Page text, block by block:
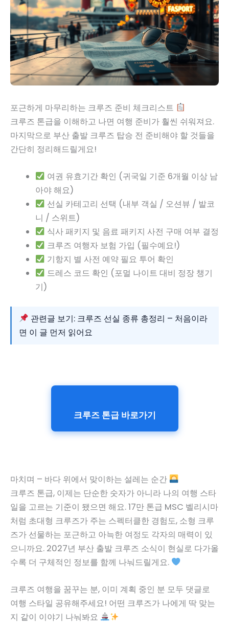
포근하게 마무리하는 크루즈 준비 체크리스트
크루즈 톤급을 이해하고 나면 여행 준비가 훨씬 쉬워져요.
마지막으로 부산 출발 크루즈 탑승 전 준비해야 할 것들을
간단히 정리해드릴게요!
여권 유효기간 확인 (귀국일 기준 6개월 이상 남
아야 해요)
선실 카테고리 선택 (내부 객실 / 오션뷰 / 발코
니 / 스위트)
식사 패키지 및 음료 패키지 사전 구매 여부 결정
크루즈 여행자 보험 가입 (필수예요!)
기항지 별 사전 예약 필요 투어 확인
드레스 코드 확인 (포멀 나이트 대비 정장 챙기
기)
관련글 보기: 크루즈 선실 종류 총정리 – 처음이라
면 이 글 먼저 읽어요
크루즈 톤급 바로가기
마치며 – 바다 위에서 맞이하는 설레는 순간
크루즈 톤급, 이제는 단순한 숫자가 아니라 나의 여행 스타
일을 고르는 기준이 됐으면 해요. 17만 톤급 MSC 벨리시마
처럼 초대형 크루즈가 주는 스펙터클한 경험도, 소형 크루
즈가 선물하는 포근하고 아늑한 여정도 각자의 매력이 있
으니까요. 2027년 부산 출발 크루즈 소식이 현실로 다가올
수록 더 구체적인 정보를 함께 나눠드릴게요.
크루즈 여행을 꿈꾸는 분, 이미 계획 중인 분 모두 댓글로
여행 스타일 공유해주세요! 어떤 크루즈가 나에게 딱 맞는
지 같이 이야기 나눠봐요